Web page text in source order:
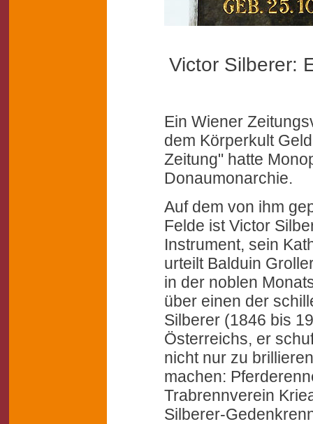
Victor Silberer:
Ein Wiener
dem Körperkult
Zeitung" hatte
Donaumonarchie.
Auf dem von ihm
Felde ist Victor
Instrument, sein
urteilt Balduin
in der noblen
über einen der
Silberer (1846 bis
Österreichs, er
nicht nur zu
machen:
Trabrennverein
Silberer-